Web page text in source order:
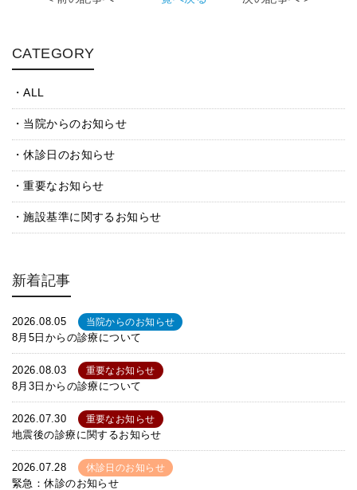
CATEGORY
ALL
当院からのお知らせ
休診日のお知らせ
重要なお知らせ
施設基準に関するお知らせ
新着記事
2026.08.05 当院からのお知らせ
8月5日からの診療について
2026.08.03 重要なお知らせ
8月3日からの診療について
2026.07.30 重要なお知らせ
地震後の診療に関するお知らせ
2026.07.28 休診日のお知らせ
緊急：休診のお知らせ